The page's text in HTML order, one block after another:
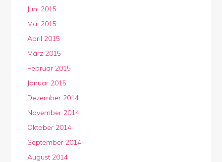
Juni 2015
Mai 2015
April 2015
März 2015
Februar 2015
Januar 2015
Dezember 2014
November 2014
Oktober 2014
September 2014
August 2014